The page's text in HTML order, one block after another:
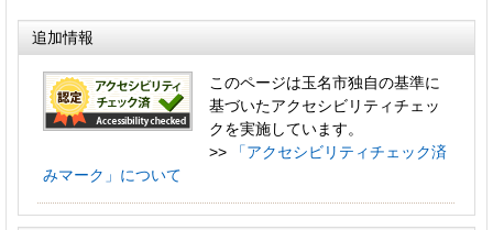
追加情報
このページは玉名市独自の基準に
基づいたアクセシビリティチェッ
クを実施しています。
>>
「アクセシビリティチェック済
みマーク」について